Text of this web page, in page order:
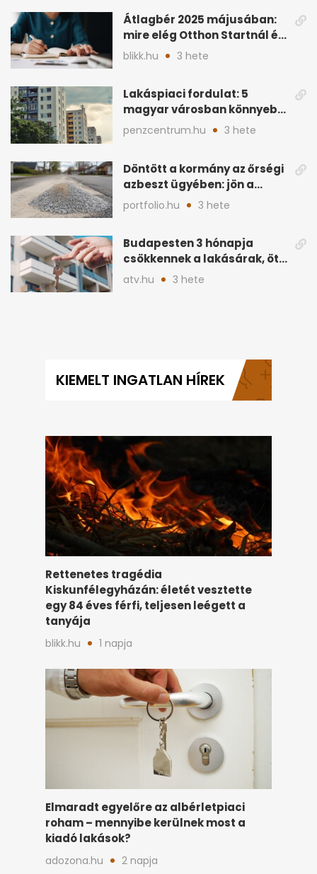
Átlagbér 2025 májusában:
mire elég Otthon Startnál és
hitelnél?
blikk.hu 3 hete
Lakáspiaci fordulat: 5
magyar városban könnyebb
lett lakást venni
penzcentrum.hu 3 hete
Döntött a kormány az őrségi
azbeszt ügyében: jön a
rendezés
portfolio.hu 3 hete
Budapesten 3 hónapja
csökkennek a lakásárak, öt
éve nem volt ilyen
atv.hu 3 hete
KIEMELT INGATLAN HÍREK
Rettenetes tragédia
Kiskunfélegyházán: életét vesztette
egy 84 éves férfi, teljesen leégett a
tanyája
blikk.hu 1 napja
Elmaradt egyelőre az albérletpiaci
roham – mennyibe kerülnek most a
kiadó lakások?
adozona.hu 2 napja